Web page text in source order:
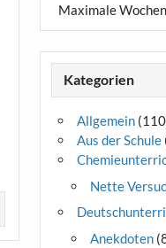
Maximale
Kategorien
Allgemein
Aus der Schule
Nette
Anekdoten